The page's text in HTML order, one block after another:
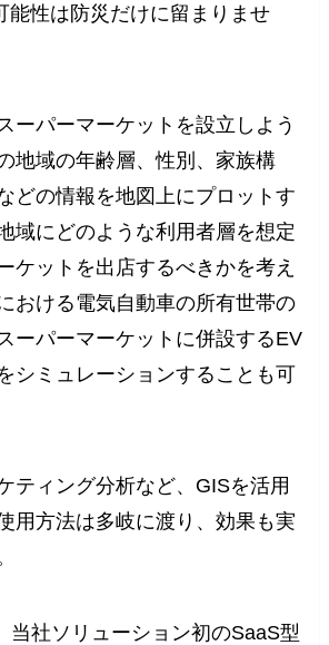
能性は防災だけに留まりませ
ーパーマーケットを設立しよう
地域の年齢層、性別、家族構
どの情報を地図上にプロットす
域にどのような利用者層を想定
ケットを出店するべきかを考え
おける電気自動車の所有世帯の
ーパーマーケットに併設するEV
シミュレーションすることも可
ティング分析など、GISを活用
用方法は多岐に渡り、効果も実
当社ソリューション初のSaaS型